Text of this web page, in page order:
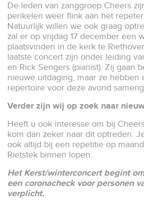
De leden van zanggroep Cheers
perikelen weer flink aan het
Natuurlijk willen we ook graag
zal er op vrijdag 17 december een
plaatsvinden in de kerk te
laatste concert zijn onder leiding
en Rick Sengers (pianist). Zij gaan
nieuwe uitdaging, maar ze hebben
repertoire voor deze avond
Verder zijn wij op zoek naar
Heeft u ook interesse om bij
kom dan zeker naar dit optreden.
ook altijd bij een repetitie op
Rietstek binnen lopen.
Het Kerst/winterconcert begint
een coronacheck voor personen
verplicht.